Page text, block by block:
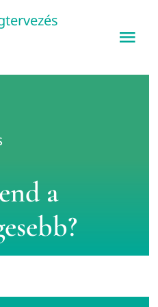
Konzultáció
a